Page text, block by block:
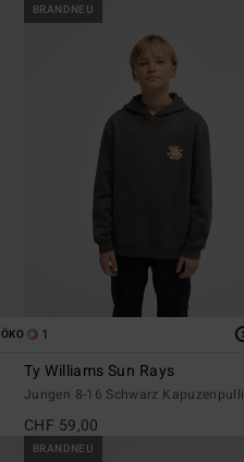
ÖKO
BRANDNEU
1
Ty Williams Sun Rays
Jungen 8-16 Schwarz Kapuzenpulli
CHF 59,00
BRANDNEU